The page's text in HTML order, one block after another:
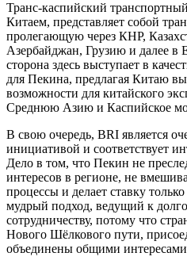
Транс-каспийский
Китаем, представляет собой
пролегающую через КНР,
Азербайджан, Грузию и далее в
сторона здесь выступает в
для Пекина, предлагая Китаю
возможности для китайского
Среднюю Азию и Каспийское
В свою очередь, BRI является
инициативой и соответствует
Дело в том, что Пекин не
интересов в регионе, не
процессы и делает ставку
мудрый подход, ведущий к
сотрудничеству, потому что
Нового Шёлкового пути,
объединены общими